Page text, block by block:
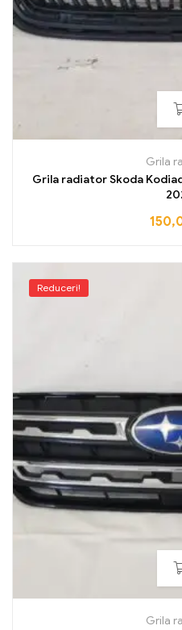
Grila
Grila radiator Skoda
Reduceri!
Grila